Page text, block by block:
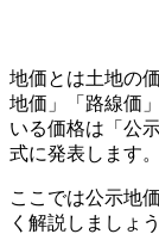
地価とは土地の
地価」「路線価
いる価格は「公
式に発表します。
ここでは公示地
く解説しましょう